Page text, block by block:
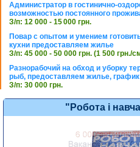
Администратор в гостинично-
возможностью постоянного
З/п: 12 000 - 15 000 грн.
Повар с опытом и умением
кухни предоставляем жилье
З/п: 45 000 - 50 000 грн. (1 500 грн./
Разнорабочий на обход и уборку
рыб, предоставляем жилье, график
З/п: 30 000 грн.
"Робота і